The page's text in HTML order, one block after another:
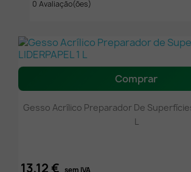
0 Avaliação(ões)
Comprar
Gesso Acrílico Preparador De Superfícies
L
13,12 €